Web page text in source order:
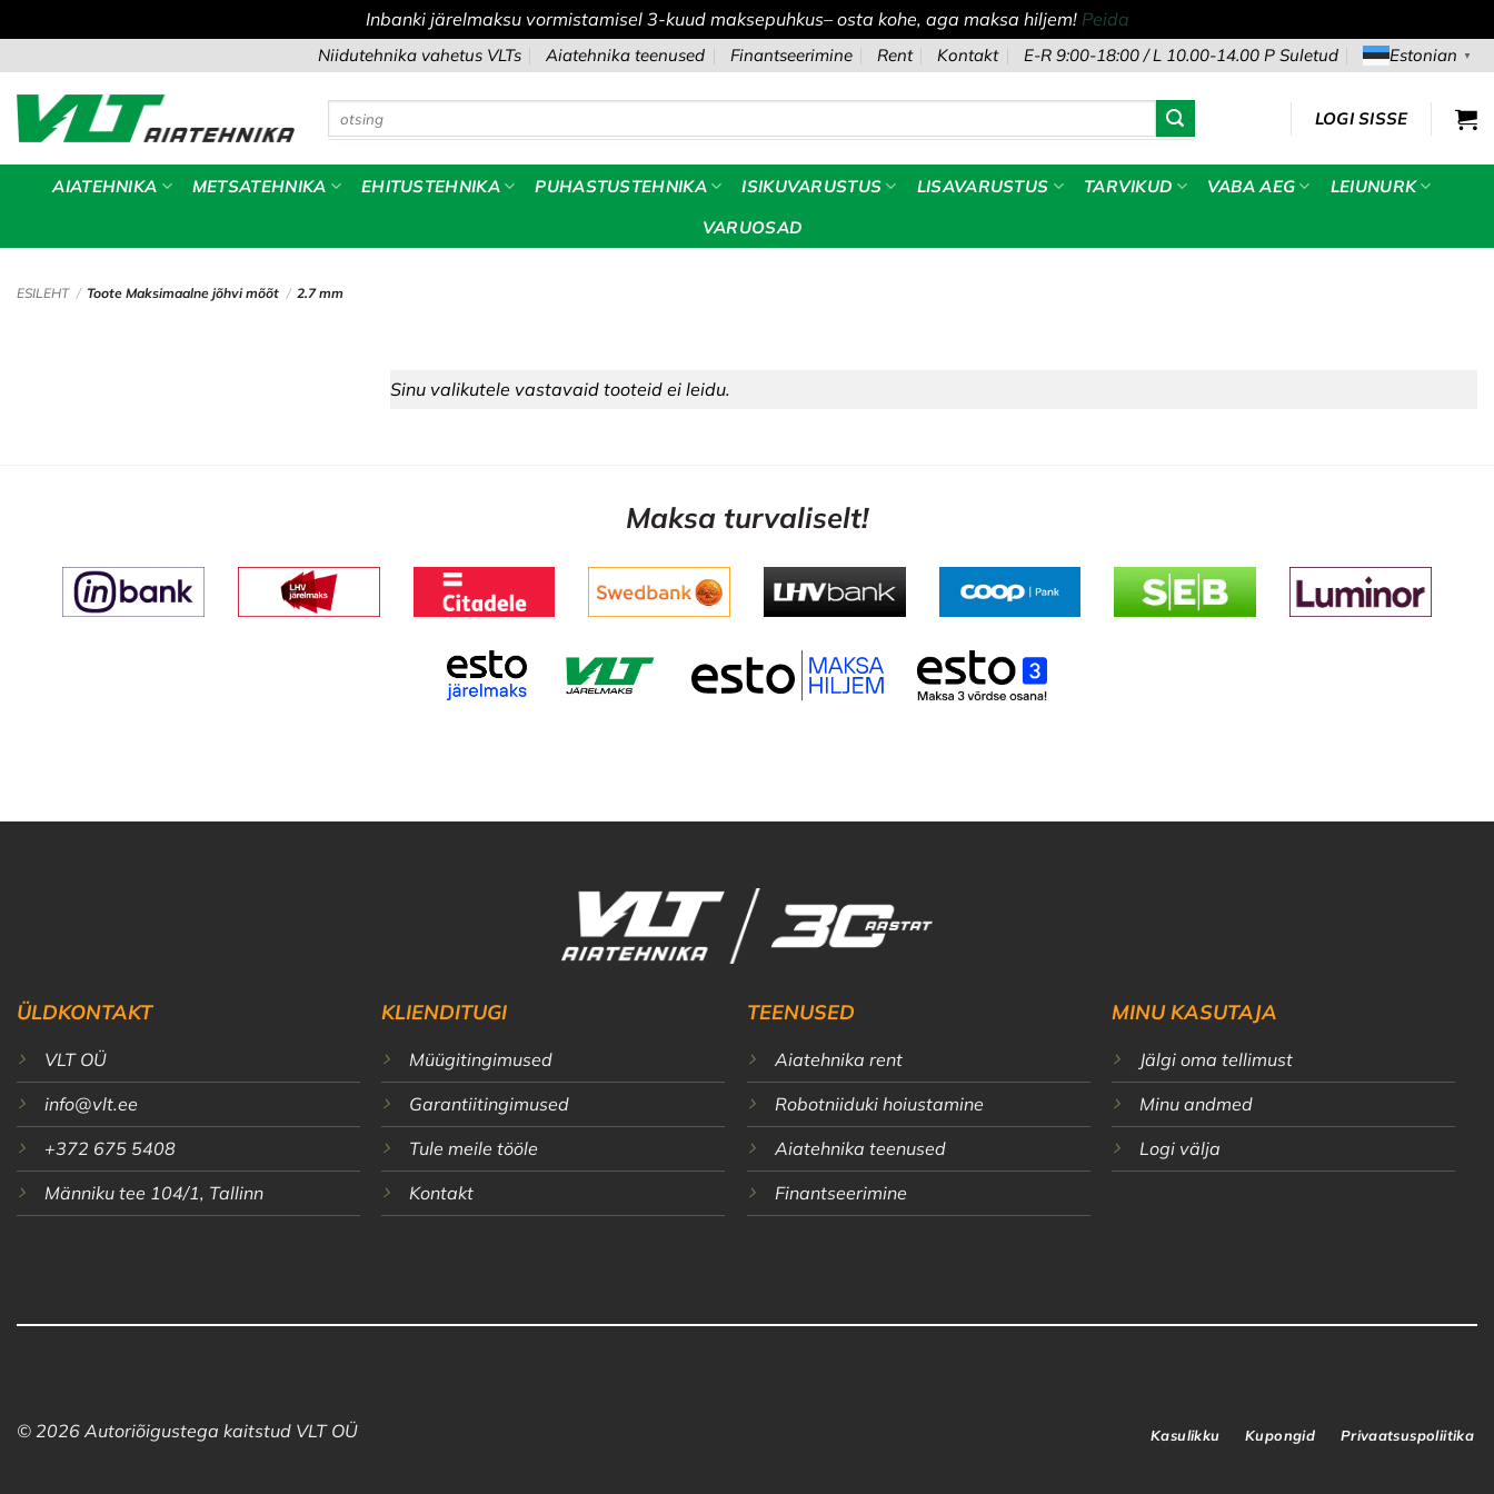
Inbanki järelmaksu vormistamisel 3-kuud maksepuhkus– osta kohe, aga maksa hiljem! Peida
to
content
Niidutehnika vahetus VLTs Aiatehnika teenused Finantseerimine Rent Kontakt E-R 9:00-18:00 / L 10.00-14.00 P Suletud Estonian ▼
LOGI SISSE
AIATEHNIKA METSATEHNIKA EHITUSTEHNIKA PUHASTUSTEHNIKA ISIKUVARUSTUS LISAVARUSTUS TARVIKUD VABA AEG
LEIUNURK
VARUOSAD
ESILEHT / Toote Maksimaalne jõhvi mõõt / 2.7 mm
Sinu valikutele vastavaid tooteid ei leidu.
Maksa turvaliselt!
ÜLDKONTAKT
VLT OÜ
info@vlt.ee
+372 675 5408
Männiku tee 104/1, Tallinn
KLIENDITUGI
Müügitingimused
Garantiitingimused
Tule meile tööle
Kontakt
TEENUSED
Aiatehnika rent
Robotniiduki hoiustamine
Aiatehnika teenused
Finantseerimine
MINU KASUTAJA
Jälgi oma tellimust
Minu andmed
Logi välja
© 2026 Autoriõigustega kaitstud VLT OÜ Kasulikku Kupongid Privaatsuspoliitika